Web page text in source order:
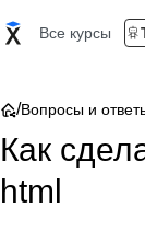
Все курсы
/Вопросы и
Как
html